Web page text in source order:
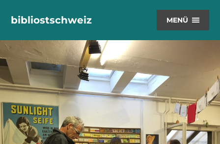
bibliostschweiz MENÜ